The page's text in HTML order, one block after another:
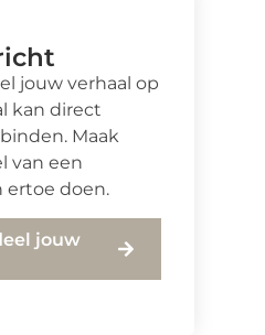
jouw verhaal op
kan direct
Maak
van een
ertoe doen.
jouw